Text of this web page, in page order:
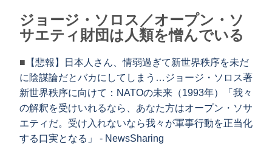
ジョージ・ソロス／オープン・ソ
サエティ財団は人類を憎んでいる
■ 【悲報】日本人さん、情弱過ぎて新世界秩序を未だ
に陰謀論だとバカにしてしまう…ジョージ・ソロス著
新世界秩序に向けて：NATOの未来（1993年）「我々
の解釈を受けいれるなら、あなた方はオープン・ソサ
エティだ。受け入れないなら我々が軍事行動を正当化
する口実となる」 - NewsSharing